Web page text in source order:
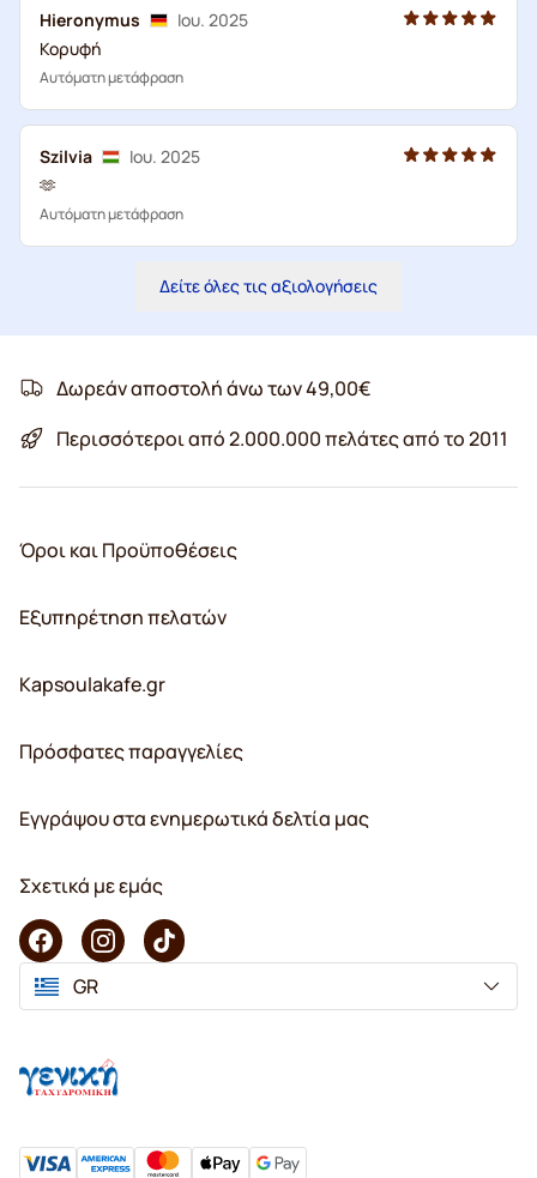
Hieronymus
Ιου. 2025
Κορυφή
Αυτόματη μετάφραση
Szilvia
Ιου. 2025
🫶
Αυτόματη μετάφραση
Δείτε όλες τις αξιολογήσεις
Δωρεάν αποστολή άνω των 49,00€
Περισσότεροι από 2.000.000 πελάτες από το 2011
Όροι και Προϋποθέσεις
Εξυπηρέτηση πελατών
Kapsoulakafe.gr
Πρόσφατες παραγγελίες
Εγγράψου στα ενημερωτικά δελτία μας
Σχετικά με εμάς
GR